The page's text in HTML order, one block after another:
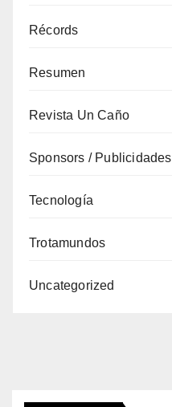
Récords
Resumen
Revista Un Caño
Sponsors / Publicidades
Tecnología
Trotamundos
Uncategorized